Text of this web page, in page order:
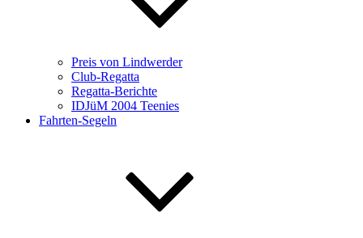
Preis von Lindwerder
Club-Regatta
Regatta-Berichte
IDJüM 2004 Teenies
Fahrten-Segeln